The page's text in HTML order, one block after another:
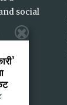
social